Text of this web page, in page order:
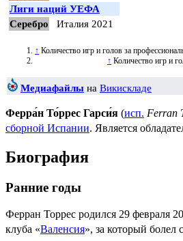
Лиги наций УЕФА
Серебро
Италия 2021
↑ Количество игр и голов за
↑ Количество игр и
Медиафайлы на Викискладе
Ферра́н То́ррес Гарси́я (исп. Ferran
сборной Испании. Является
Биография
Ранние годы
Ферран Торрес родился 29 февраля
клуба «Валенсия», за который болел